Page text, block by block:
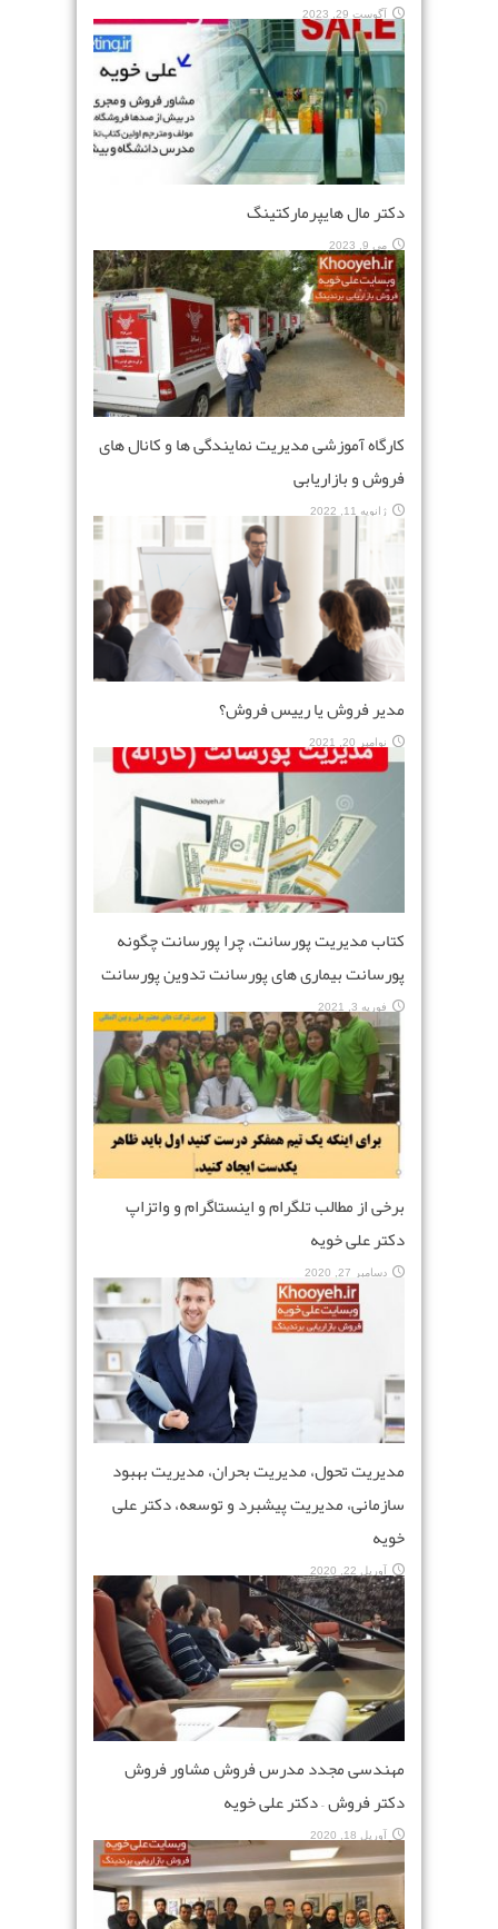
آگوست 29, 2023
دکتر مال هایپرمارکتینگ
می 9, 2023
کارگاه آموزشی مدیریت نمایندگی ها و کانال های
فروش و بازاریابی
ژانویه 11, 2022
مدیر فروش یا رییس فروش؟
نوامبر 20, 2021
کتاب مدیریت پورسانت، چرا پورسانت چگونه
پورسانت بیماری های پورسانت تدوین پورسانت
فوریه 3, 2021
برخی از مطالب تلگرام و اینستاگرام و واتزاپ
دکتر علی خویه
دسامبر 27, 2020
مدیریت تحول، مدیریت بحران، مدیریت بهبود
سازمانی، مدیریت پیشبرد و توسعه، دکتر علی
خویه
آوریل 22, 2020
مهندسی مجدد مدرس فروش مشاور فروش
دکتر فروش – دکتر علی خویه
آوریل 18, 2020